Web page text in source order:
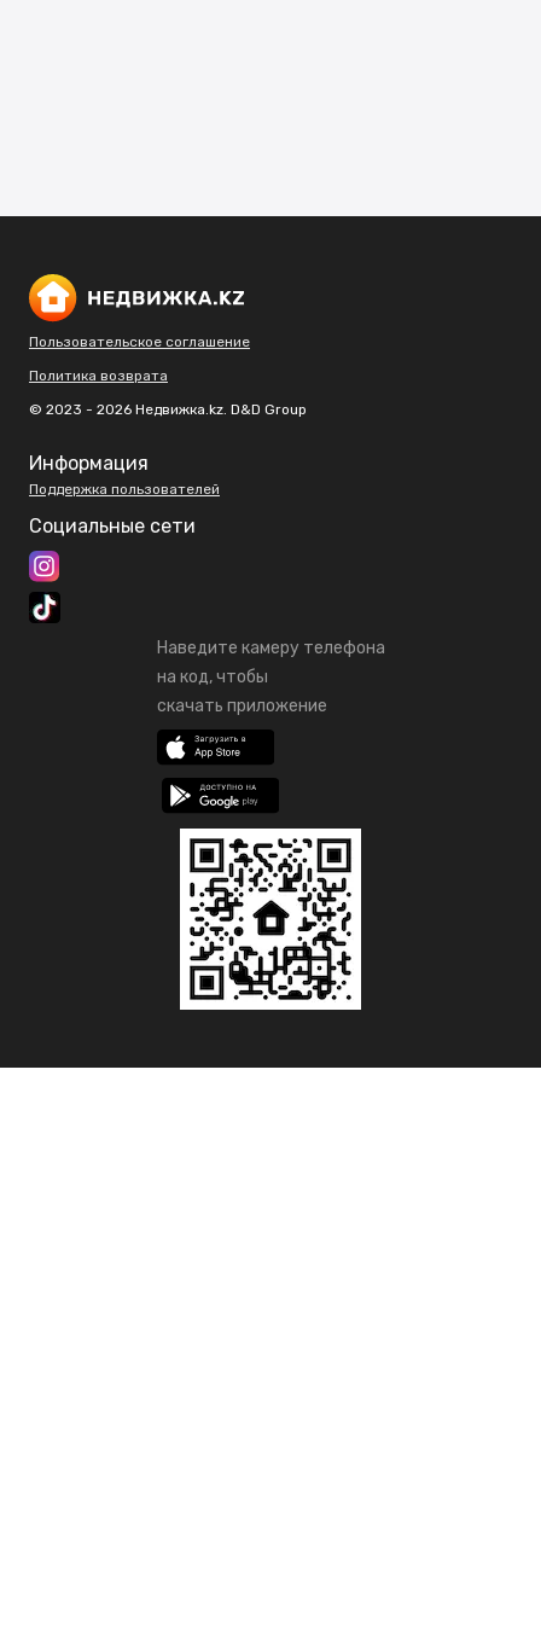
Пользовательское соглашение
Политика возврата
© 2023 - 2026 Недвижка.kz. D&D Group
Информация
Поддержка пользователей
Социальные сети
Наведите камеру телефона
на код, чтобы
скачать приложение